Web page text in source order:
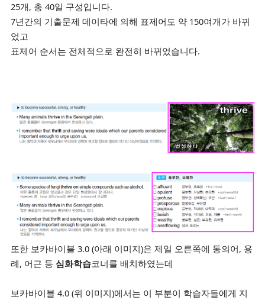
25개, 총 40일 구성입니다.
7년간의 기출문제 데이타에 의해 표제어도 약 150여개가 바뀌
었고
표제어 순서는 전체적으로 완전히 바뀌었습니다.
또한 보카바이블 3.0 (아래 이미지)은 제일 오른쪽에 동의어, 용
례, 어근 등 심화학습코너를 배치하였는데
보카바이블 4.0 (위 이미지)에서는 이 부분이 학습자들에게 지